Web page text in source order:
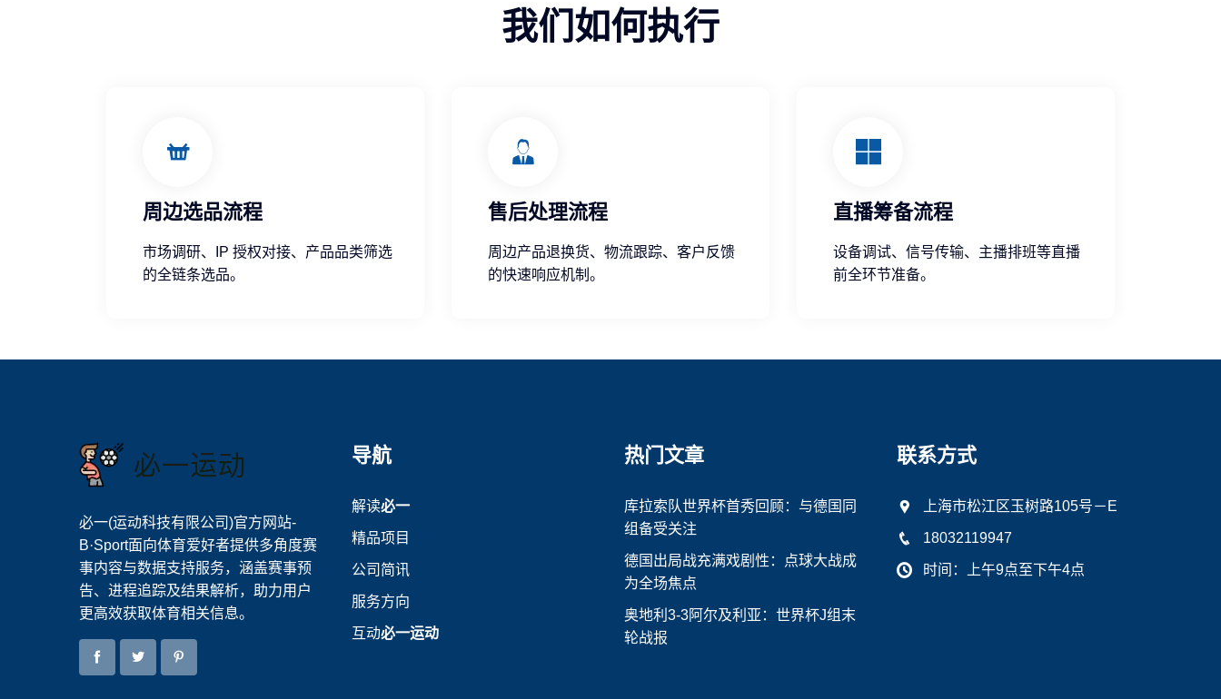
我们如何执行
周边选品流程
市场调研、IP 授权对接、产品品类筛选
的全链条选品。
售后处理流程
周边产品退换货、物流跟踪、客户反馈
的快速响应机制。
直播筹备流程
设备调试、信号传输、主播排班等直播
前全环节准备。
必一(运动科技有限公司)官方网站-
B·Sport面向体育爱好者提供多角度赛
事内容与数据支持服务，涵盖赛事预
告、进程追踪及结果解析，助力用户
更高效获取体育相关信息。
导航
解读必一
精品项目
公司简讯
服务方向
互动必一运动
热门文章
库拉索队世界杯首秀回顾：与德国同
组备受关注
德国出局战充满戏剧性：点球大战成
为全场焦点
奥地利3-3阿尔及利亚：世界杯J组末
轮战报
联系方式
上海市松江区玉树路105号－E
18032119947
时间：上午9点至下午4点